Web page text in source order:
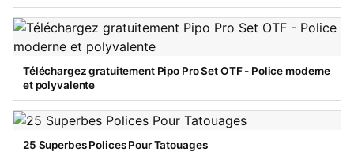
Téléchargez gratuitement Pipo Pro Set OTF - Police moderne
et polyvalente
25 Superbes Polices Pour Tatouages